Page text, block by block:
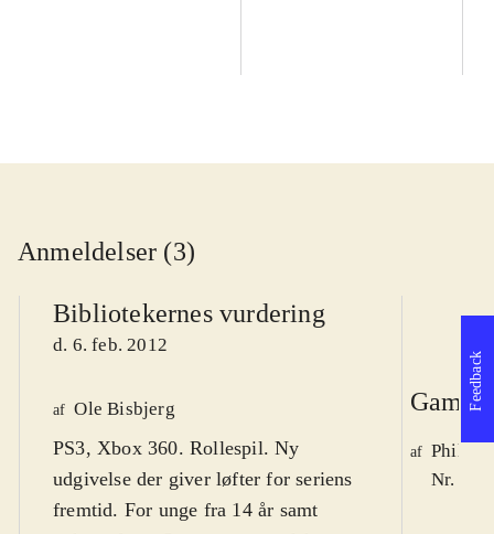
Anmeldelser (3)
Bibliotekernes vurdering
d. 6. feb. 2012
af Ole Bisbjerg
PS3, Xbox 360. Rollespil. Ny
udgivelse der giver løfter for seriens
fremtid. For unge fra 14 år samt
Game
af Philip
Nr.
Feedback